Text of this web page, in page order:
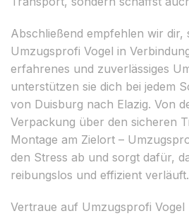
Abschließend empfehlen wir dir,
Umzugsprofi Vogel in
erfahrenes und zuverlässiges
unterstützen sie dich bei jedem
von Duisburg nach Elazig. Von
Verpackung über den sicheren
Montage am Zielort –
den Stress ab und sorgt dafür,
reibungslos und effizient verläuft.
Vertraue auf Umzugsprofi Vogel